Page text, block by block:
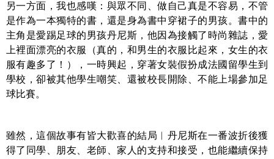
另一方面，我也感嘆：與眾不同、做自己真是不容易，不管
是作為一本獨特的書，還是身為書中穿裙子的男孩。書中的
主角是愛踢足球的男孩丹尼斯，他因為接觸了時尚雜誌，愛
上裡面漂亮的衣服（真的，和男生的衣服比起來，女生的衣
服有趣多了！），一時興起，穿著女裝假扮成法國留學生到
學校，卻被其他學生嘲笑、還被校長開除、不能上場參加足
球比賽。
雖然，這個故事有皆大歡喜的結局︱丹尼斯在一番波折後獲
得了同學、朋友、老師、家人的支持和接受，也能繼續保持